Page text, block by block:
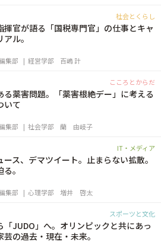
社会とくらし
揮官が語る「国税専門官」の仕事とキャ
ル。
集部
経営学部 百嶋 計
こころとからだ
る薬害問題。「薬害根絶デー」に考える
いて
集部
社会学部 蘭 由岐子
IT・メディア
ース、デマツイート。止まらない拡散。
。
集部
心理学部 増井 啓太
スポーツと文化
「JUDO」へ。オリンピックと共にあっ
の過去・現在・未来。